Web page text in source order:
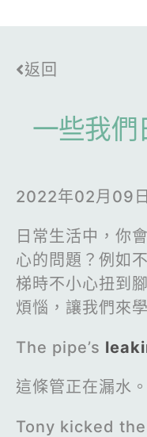
返回
一些我們
2022年02月09日
日常生活中，你
心的問題？例如
梯時不小心扭到
煩惱，讓我們來
The pipe’s
這條管正在漏水。
Tony kicked